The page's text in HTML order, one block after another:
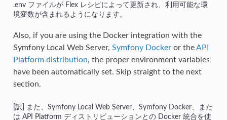
.env ファイルが Flex レシピによって更新され、利用可能な環
境変数が含まれるようになります。
Also, if you are using the Docker integration with the
Symfony Local Web Server, Symfony Dockeror theAPI
Platform distribution, the proper environment variables
have been automatically set. Skip straight to the next
section.
また、Symfony Local Web Server、Symfony Docker、また
は API Platform ディストリビューションとの Docker 統合を使